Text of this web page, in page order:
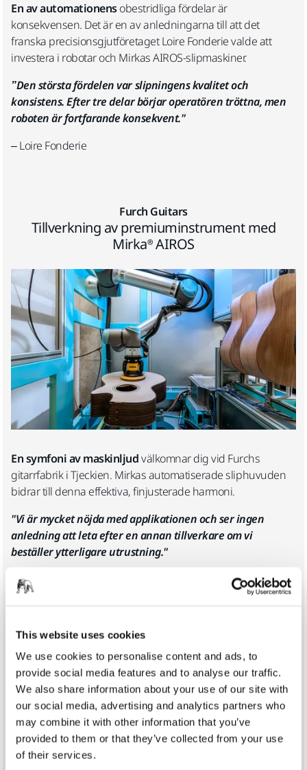
This website uses cookies
We use cookies to personalise content and ads, to
provide social media features and to analyse our traffic.
We also share information about your use of our site with
our social media, advertising and analytics partners who
may combine it with other information that you’ve
provided to them or that they’ve collected from your use
of their services.
En av automationensobestridliga fördelar är
konsekvensen. Det är en av anledningarna till att det
franska precisionsgjutföretaget Loire Fonderie valde att
investera i robotar och Mirkas AIROS-slipmaskiner.
”Den största fördelen var slipningens kvalitet och
konsistens. Efter tre delar börjar operatören tröttna, men
roboten är fortfarande konsekvent."
– Loire Fonderie
Furch Guitars
Tillverkning av premiuminstrument med
Mirka® AIROS
En symfoni av maskinljudvälkomnar dig vid Furchs
gitarrfabrik i Tjeckien. Mirkas automatiserade sliphuvuden
bidrar till denna effektiva, finjusterade harmoni.
"Vi är mycket nöjda med applikationen och ser ingen
anledning att leta efter en annan tillverkare om vi
beställer ytterligare utrustning."
– Furch Guitars
Automatiserad träslipning med AIROS